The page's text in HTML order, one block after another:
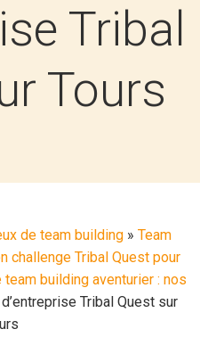
Tribal
Tours
de team building » Team
challenge Tribal Quest pour
team building aventurier : nos
Tribal Quest sur